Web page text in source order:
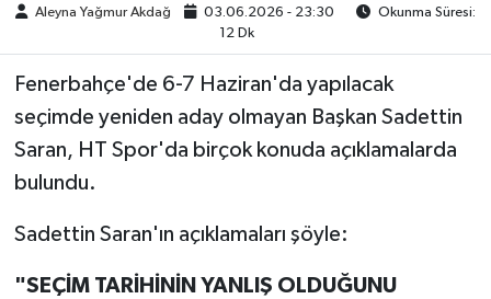
Aleyna Yağmur Akdağ 03.06.2026 - 23:30
Okunma Süresi:
12 Dk
Fenerbahçe'de 6-7 Haziran'da yapılacak
seçimde yeniden aday olmayan Başkan Sadettin
Saran, HT Spor'da birçok konuda açıklamalarda
bulundu.
Sadettin Saran'ın açıklamaları şöyle:
"SEÇİM TARİHİNİN YANLIŞ OLDUĞUNU